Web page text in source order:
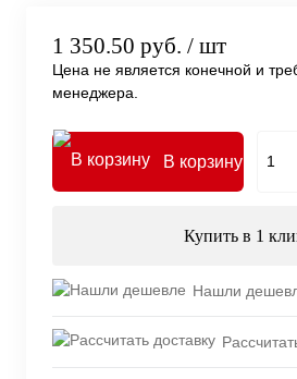
1 350.50 руб. / шт
Цена не является конечной и
менеджера.
В корзину
Купить в 1
Нашли